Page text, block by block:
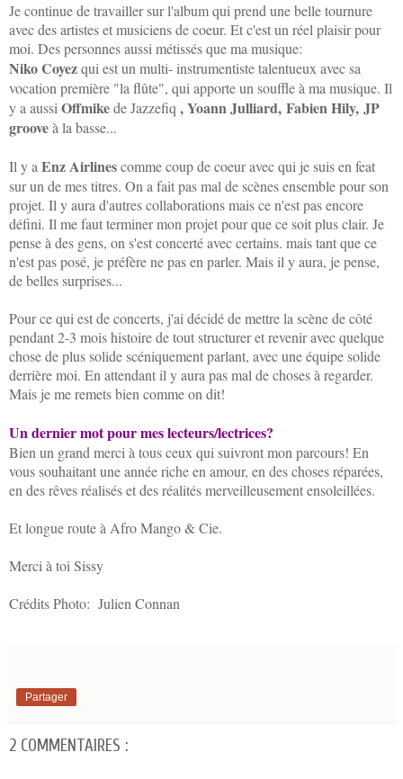
Je continue de travailler sur l'album qui prend une belle tournure
avec des artistes et musiciens de coeur. Et c'est un réel plaisir pour
moi. Des personnes aussi métissés que ma musique:
Niko Coyezqui est un multi- instrumentiste talentueux avec sa
vocation première "la flûte", qui apporte un souffle à ma musique. Il
y a aussi Offmikede Jazzefiq , Yoann Julliard, Fabien Hily, JP
grooveà la basse...
Il y a Enz Airlinescomme coup de coeur avec qui je suis en feat
sur un de mes titres. On a fait pas mal de scènes ensemble pour son
projet. Il y aura d'autres collaborations mais ce n'est pas encore
défini. Il me faut terminer mon projet pour que ce soit plus clair. Je
pense à des gens, on s'est concerté avec certains. mais tant que ce
n'est pas posé, je préfère ne pas en parler. Mais il y aura, je pense,
de belles surprises...
Pour ce qui est de concerts, j'ai décidé de mettre la scène de côté
pendant 2-3 mois histoire de tout structurer et revenir avec quelque
chose de plus solide scéniquement parlant, avec une équipe solide
derrière moi. En attendant il y aura pas mal de choses à regarder.
Mais je me remets bien comme on dit!
Un dernier mot pour mes lecteurs/lectrices?
Bien un grand merci à tous ceux qui suivront mon parcours! En
vous souhaitant une année riche en amour, en des choses réparées,
en des rêves réalisés et des réalités merveilleusement ensoleillées.
Et longue route à Afro Mango & Cie.
Merci à toi Sissy
Crédits Photo: Julien Connan
Partager
2 COMMENTAIRES :